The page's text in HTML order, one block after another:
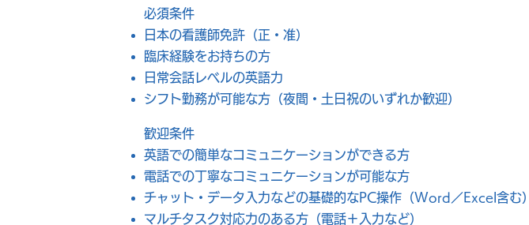
必須条件
日本の看護師免許（正・准）
臨床経験をお持ちの方
日常会話レベルの英語力
シフト勤務が可能な方（夜間・土日祝のいずれか歓迎）
歓迎条件
英語での簡単なコミュニケーションができる方
電話での丁寧なコミュニケーションが可能な方
チャット・データ入力などの基礎的なPC操作（Word／Excel含む）
マルチタスク対応力のある方（電話＋入力など）